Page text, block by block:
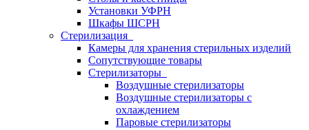
Установки УФРН
Шкафы ШСРН
Стерилизация
Камеры для хранения стерильных изделий
Сопутствующие товары
Стерилизаторы
Воздушные стерилизаторы
Воздушные стерилизаторы с
охлаждением
Паровые стерилизаторы